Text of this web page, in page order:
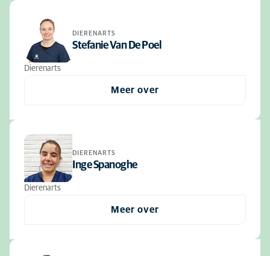
DIERENARTS
Stefanie Van De Poel
Dierenarts
Meer over
DIERENARTS
Inge Spanoghe
Dierenarts
Meer over